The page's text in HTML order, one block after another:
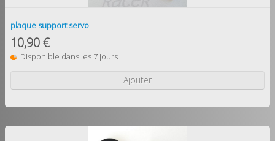
plaque support servo
10,90 €
Disponible dans les 7 jours
Ajouter